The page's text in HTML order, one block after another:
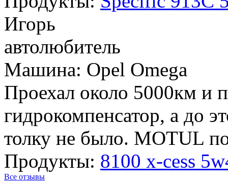
Игорь
автолюбитель
Машина: Opel Omega
Проехал около 5000км и
гидрокомпенсатор, а до
толку не было. MOTUL
Продукты: 8100 x-cess
Все отзывы